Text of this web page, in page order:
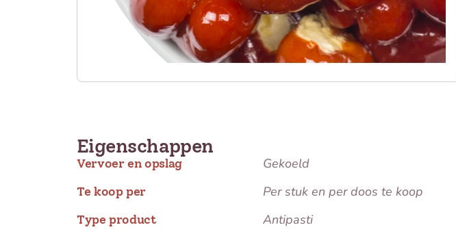
Eigenschappen
Vervoer en opslag Gekoeld
Te koop per Per stuk en per doos te koop
Type product Antipasti